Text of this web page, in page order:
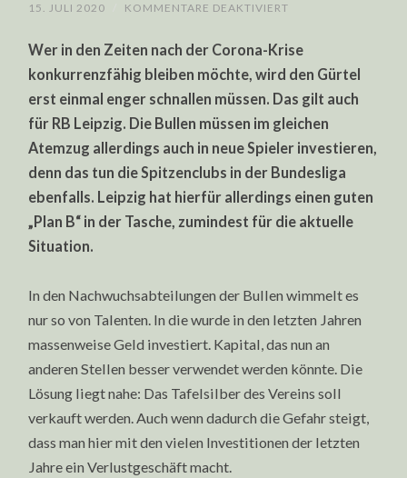
15. JULI 2020 KOMMENTARE DEAKTIVIERT
LEIPZIG
TAFELSILBER?
Wer in den Zeiten nach der Corona-Krise
konkurrenzfähig bleiben möchte, wird den Gürtel
erst einmal enger schnallen müssen. Das gilt auch
für RB Leipzig. Die Bullen müssen im gleichen
Atemzug allerdings auch in neue Spieler investieren,
denn das tun die Spitzenclubs in der Bundesliga
ebenfalls. Leipzig hat hierfür allerdings einen guten
„Plan B“ in der Tasche, zumindest für die aktuelle
Situation.
In den Nachwuchsabteilungen der Bullen wimmelt es
nur so von Talenten. In die wurde in den letzten Jahren
massenweise Geld investiert. Kapital, das nun an
anderen Stellen besser verwendet werden könnte. Die
Lösung liegt nahe: Das Tafelsilber des Vereins soll
verkauft werden. Auch wenn dadurch die Gefahr steigt,
dass man hier mit den vielen Investitionen der letzten
Jahre ein Verlustgeschäft macht.